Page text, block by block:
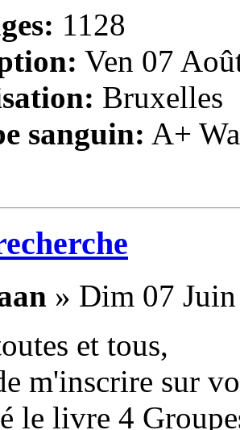
1128
Ven 07
Bruxelles
sanguin: A+
» Dim 07
et tous,
m'inscrire sur
le livre 4